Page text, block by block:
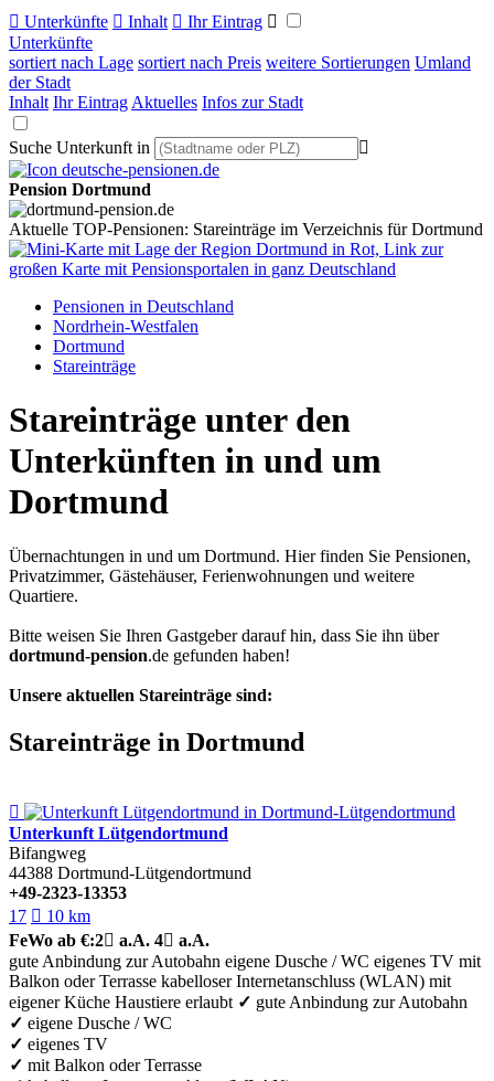
 Unterkünfte  Inhalt  Ihr Eintrag 
Unterkünfte
sortiert nach Lage sortiert nach Preis weitere Sortierungen Umland
der Stadt
Inhalt Ihr Eintrag Aktuelles Infos zur Stadt
Suche Unterkunft in 
Pension Dortmund
Aktuelle TOP-Pensionen: Stareinträge im Verzeichnis für Dortmund
Pensionen in Deutschland
Nordrhein-Westfalen
Dortmund
Stareinträge
Stareinträge unter den
Unterkünften in und um
Dortmund
Übernachtungen in und um Dortmund. Hier finden Sie Pensionen,
Privatzimmer, Gästehäuser, Ferienwohnungen und weitere
Quartiere.
Bitte weisen Sie Ihren Gastgeber darauf hin, dass Sie ihn über
dortmund-pension.de gefunden haben!
Unsere aktuellen Stareinträge sind:
Stareinträge in Dortmund

Unterkunft Lütgendortmund
Bifangweg
44388 Dortmund-Lütgendortmund
+49-2323-13353
17  10 km
FeWo ab €:2 a.A. 4 a.A.
gute Anbindung zur Autobahn eigene Dusche / WC eigenes TV mit
Balkon oder Terrasse kabelloser Internetanschluss (WLAN) mit
eigener Küche Haustiere erlaubt ✓ gute Anbindung zur Autobahn
✓ eigene Dusche / WC
✓ eigenes TV
✓ mit Balkon oder Terrasse